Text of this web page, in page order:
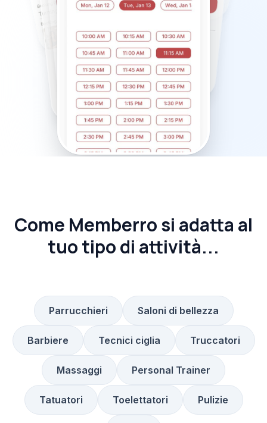
Come Memberro si adatta al
tuo tipo di attività...
Parrucchieri Saloni di bellezza
Barbiere Tecnici ciglia Truccatori
Massaggi Personal Trainer
Tatuatori Toelettatori Pulizie